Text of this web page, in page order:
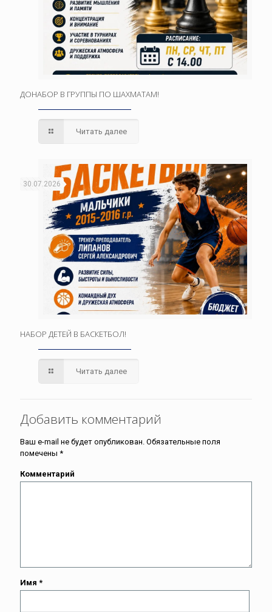
ДОНАБОР В ГРУППЫ ПО ШАХМАТАМ!
Читать далее
30.07.2026
НАБОР ДЕТЕЙ В БАСКЕТБОЛ!
Читать далее
Добавить комментарий
Ваш e-mail не будет опубликован. Обязательные поля
помечены *
Комментарий
Имя *